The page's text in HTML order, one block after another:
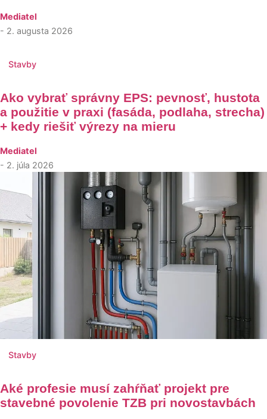
Mediatel
- 2. augusta 2026
Stavby
Ako vybrať správny EPS: pevnosť, hustota
a použitie v praxi (fasáda, podlaha, strecha)
+ kedy riešiť výrezy na mieru
Mediatel
- 2. júla 2026
Stavby
Aké profesie musí zahŕňať projekt pre
stavebné povolenie TZB pri novostavbách